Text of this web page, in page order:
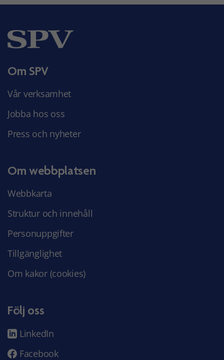
Om SPV
Vår verksamhet
Jobba hos oss
Press och nyheter
Om webbplatsen
Webbkarta
Struktur och innehåll
Personuppgifter
Tillgänglighet
Om kakor (cookies)
Följ oss
LinkedIn
Facebook